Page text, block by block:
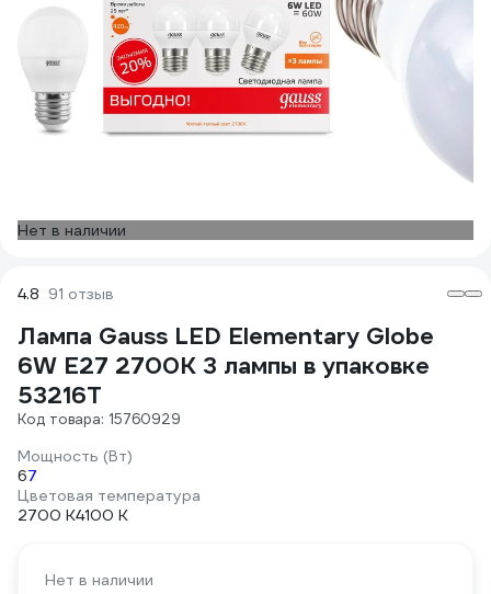
Нет в наличии
4.8 91 отзыв
Лампа Gauss LED Elementary Globe
6W E27 2700K 3 лампы в упаковке
53216T
Код товара: 15760929
Мощность (Вт)
67
Цветовая температура
2700 К4100 К
Нет в наличии